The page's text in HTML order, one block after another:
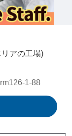
アの工場)
1-88